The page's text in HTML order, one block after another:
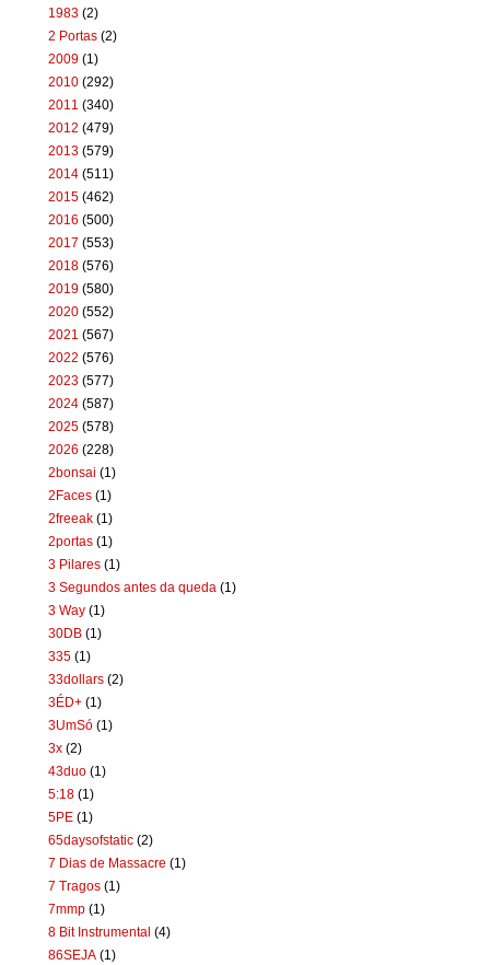
1983 (2)
2 Portas (2)
2009 (1)
2010 (292)
2011 (340)
2012 (479)
2013 (579)
2014 (511)
2015 (462)
2016 (500)
2017 (553)
2018 (576)
2019 (580)
2020 (552)
2021 (567)
2022 (576)
2023 (577)
2024 (587)
2025 (578)
2026 (228)
2bonsai (1)
2Faces (1)
2freeak (1)
2portas (1)
3 Pilares (1)
3 Segundos antes da queda (1)
3 Way (1)
30DB (1)
335 (1)
33dollars (2)
3ÉD+ (1)
3UmSó (1)
3x (2)
43duo (1)
5:18 (1)
5PE (1)
65daysofstatic (2)
7 Dias de Massacre (1)
7 Tragos (1)
7mmp (1)
8 Bit Instrumental (4)
86SEJA (1)